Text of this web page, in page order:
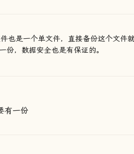
也是一个单文件，直接备份这个文件
份，数据安全也是有保证的。
有一份